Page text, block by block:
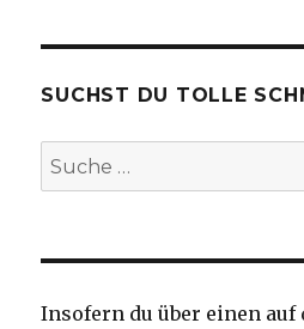
SUCHST DU TOLLE
Suche
nach:
Insofern du über einen auf